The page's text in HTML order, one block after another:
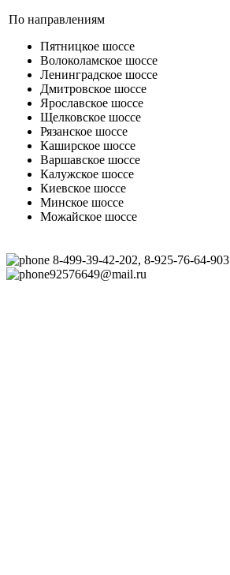
По направлениям
Пятницкое шоссе
Волоколамское шоссе
Ленинградское шоссе
Дмитровское шоссе
Ярославское шоссе
Щелковское шоссе
Рязанское шоссе
Каширское шоссе
Варшавское шоссе
Калужское шоссе
Киевское шоссе
Минское шоссе
Можайское шоссе
8-499-39-42-202, 8-925-76-64-903
92576649@mail.ru